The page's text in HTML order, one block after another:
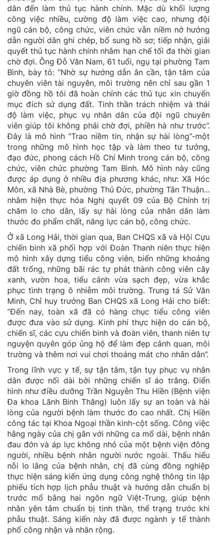
dân đến làm thủ tục hành chính. Mặc dù khối lượng
công việc nhiều, cường độ làm việc cao, nhưng đội
ngũ cán bộ, công chức, viên chức vẫn niềm nở hướng
dẫn người dân ghi chép, bổ sung hồ sơ; tiếp nhận, giải
quyết thủ tục hành chính nhằm hạn chế tối đa thời gian
chờ đợi. Ông Đỗ Văn Nam, 61 tuổi, ngụ tại phường Tam
Bình, bày tỏ: “Nhờ sự hướng dẫn ân cần, tận tâm của
chuyên viên tài nguyên, môi trường nên chỉ sau gần 1
giờ đồng hồ tôi đã hoàn chỉnh các thủ tục xin chuyển
mục đích sử dụng đất. Tinh thần trách nhiệm và thái
độ làm việc, phục vụ nhân dân của đội ngũ chuyên
viên giúp tôi không phải chờ đợi, phiền hà như trước”.
Đây là mô hình “Trao niềm tin, nhận sự hài lòng”-một
trong những mô hình học tập và làm theo tư tưởng,
đạo đức, phong cách Hồ Chí Minh trong cán bộ, công
chức, viên chức phường Tam Bình. Mô hình này cũng
được áp dụng ở nhiều địa phương khác, như: Xã Hóc
Môn, xã Nhà Bè, phường Thủ Đức, phường Tân Thuận...
nhằm hiện thực hóa Nghị quyết 09 của Bộ Chính trị
chăm lo cho dân, lấy sự hài lòng của nhân dân làm
thước đo phẩm chất, năng lực cán bộ, công chức.
Ở xã Long Hải, thời gian qua, Ban CHQS xã và Hội Cựu
chiến binh xã phối hợp với Đoàn Thanh niên thực hiện
mô hình xây dựng tiểu công viên, biến những khoảng
đất trống, những bãi rác tự phát thành công viên cây
xanh, vườn hoa, tiểu cảnh vừa sạch đẹp, vừa khắc
phục tình trạng ô nhiễm môi trường. Trung tá Sử Văn
Minh, Chỉ huy trưởng Ban CHQS xã Long Hải cho biết:
“Đến nay, toàn xã đã có hàng chục tiểu công viên
được đưa vào sử dụng. Kinh phí thực hiện do cán bộ,
chiến sĩ, các cựu chiến binh và đoàn viên, thanh niên tự
nguyện quyên góp ủng hộ để làm đẹp cảnh quan, môi
trường và thêm nơi vui chơi thoáng mát cho nhân dân”.
Trong lĩnh vực y tế, sự tận tâm, tận tụy phục vụ nhân
dân được nối dài bởi những chiến sĩ áo trắng. Điển
hình như điều dưỡng Trần Nguyễn Thu Hiền (Bệnh viện
Đa khoa Lãnh Binh Thăng) luôn lấy sự an toàn và hài
lòng của người bệnh làm thước đo cao nhất. Chị Hiền
công tác tại Khoa Ngoại thần kinh-cột sống. Công việc
hằng ngày của chị gắn với những ca mổ dài, bệnh nhân
đau đớn và áp lực không nhỏ của một bệnh viện đông
người, nhiều bệnh nhân người nước ngoài. Thấu hiểu
nỗi lo lắng của bệnh nhân, chị đã cùng đồng nghiệp
thực hiện sáng kiến ứng dụng công nghệ thông tin lập
phiếu tích hợp lịch phẫu thuật và hướng dẫn chuẩn bị
trước mổ bằng hai ngôn ngữ Việt-Trung, giúp bệnh
nhân yên tâm chuẩn bị tinh thần, thể trạng trước khi
phẫu thuật. Sáng kiến này đã được ngành y tế thành
phố công nhận và nhân rộng.